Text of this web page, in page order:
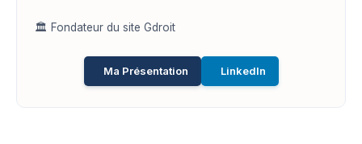
🏛️ Fondateur du site Gdroit
Ma Présentation LinkedIn